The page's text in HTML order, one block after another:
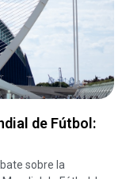
de Fútbol:
sobre la